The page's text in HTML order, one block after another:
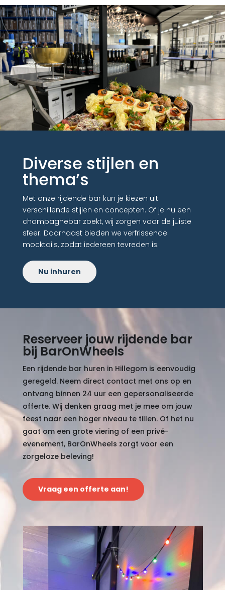
Diverse stijlen en
thema’s
Met onze rijdende bar kun je kiezen uit
verschillende stijlen en concepten. Of je nu een
champagnebar zoekt, wij zorgen voor de juiste
sfeer. Daarnaast bieden we verfrissende
mocktails, zodat iedereen tevreden is.
Nu inhuren
Reserveer jouw rijdende bar
bij BarOnWheels
Een rijdende bar huren in Hillegom is eenvoudig
geregeld. Neem direct contact met ons op en
ontvang binnen 24 uur een gepersonaliseerde
offerte. Wij denken graag met je mee om jouw
feest naar een hoger niveau te tillen. Of het nu
gaat om een grote viering of een privé-
evenement, BarOnWheels zorgt voor een
zorgeloze beleving!
Vraag een offerte aan!